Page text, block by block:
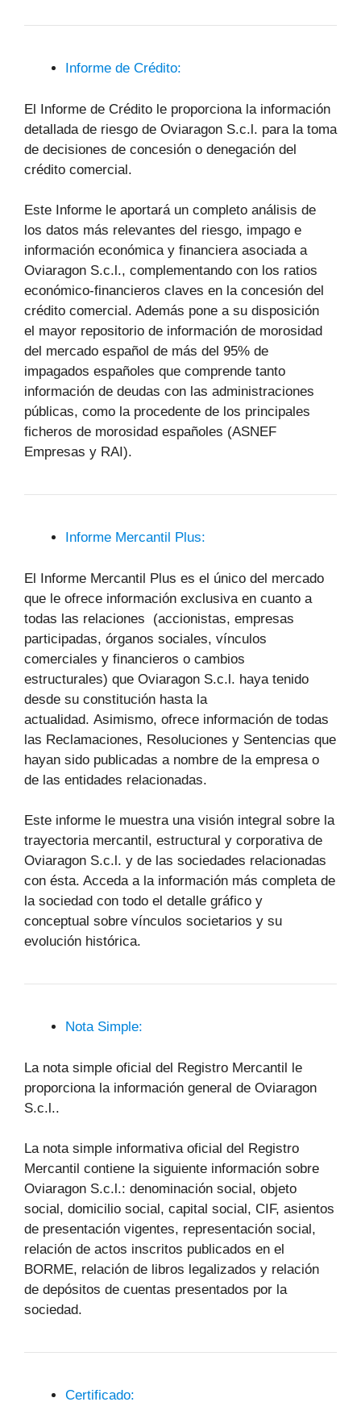
Informe de Crédito:
El Informe de Crédito le proporciona la información
detallada de riesgo de Oviaragon S.c.l. para la toma
de decisiones de concesión o denegación del
crédito comercial.
Este Informe le aportará un completo análisis de
los datos más relevantes del riesgo, impago e
información económica y financiera asociada a
Oviaragon S.c.l., complementando con los ratios
económico-financieros claves en la concesión del
crédito comercial. Además pone a su disposición
el mayor repositorio de información de morosidad
del mercado español de más del 95% de
impagados españoles que comprende tanto
información de deudas con las administraciones
públicas, como la procedente de los principales
ficheros de morosidad españoles (ASNEF
Empresas y RAI).
Informe Mercantil Plus:
El Informe Mercantil Plus es el único del mercado
que le ofrece información exclusiva en cuanto a
todas las relaciones (accionistas, empresas
participadas, órganos sociales, vínculos
comerciales y financieros o cambios
estructurales) que Oviaragon S.c.l. haya tenido
desde su constitución hasta la
actualidad. Asimismo, ofrece información de todas
las Reclamaciones, Resoluciones y Sentencias que
hayan sido publicadas a nombre de la empresa o
de las entidades relacionadas.
Este informe le muestra una visión integral sobre la
trayectoria mercantil, estructural y corporativa de
Oviaragon S.c.l. y de las sociedades relacionadas
con ésta. Acceda a la información más completa de
la sociedad con todo el detalle gráfico y
conceptual sobre vínculos societarios y su
evolución histórica.
Nota Simple:
La nota simple oficial del Registro Mercantil le
proporciona la información general de Oviaragon
S.c.l..
La nota simple informativa oficial del Registro
Mercantil contiene la siguiente información sobre
Oviaragon S.c.l.: denominación social, objeto
social, domicilio social, capital social, CIF, asientos
de presentación vigentes, representación social,
relación de actos inscritos publicados en el
BORME, relación de libros legalizados y relación
de depósitos de cuentas presentados por la
sociedad.
Certificado: